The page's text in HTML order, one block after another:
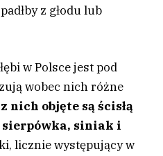
z głodu lub
w Polsce jest pod
wobec nich różne
nich objęte są ścisłą
sierpówka, siniak i
licznie występujący w